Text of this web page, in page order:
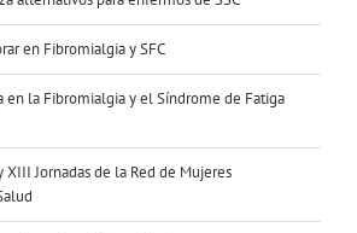
en Fibromialgia y SFC
en la Fibromialgia y el Síndrome de Fatiga
XIII Jornadas de la Red de Mujeres